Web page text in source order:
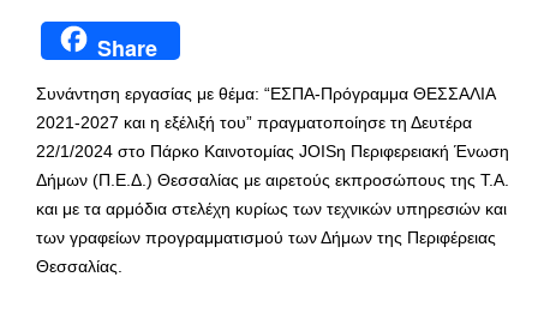
Share
Συνάντηση εργασίας με θέμα: “ΕΣΠΑ-Πρόγραμμα ΘΕΣΣΑΛΙΑ
2021-2027 και η εξέλιξή του” πραγματοποίησε τη Δευτέρα
22/1/2024 στο Πάρκο Καινοτομίας JOISη Περιφερειακή Ένωση
Δήμων (Π.Ε.Δ.) Θεσσαλίας με αιρετούς εκπροσώπους της Τ.Α.
και με τα αρμόδια στελέχη κυρίως των τεχνικών υπηρεσιών και
των γραφείων προγραμματισμού των Δήμων της Περιφέρειας
Θεσσαλίας.